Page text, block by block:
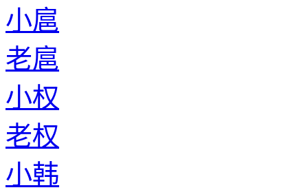
小扈
老扈
小权
老权
小韩